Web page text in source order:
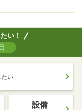
い！
たい
設備